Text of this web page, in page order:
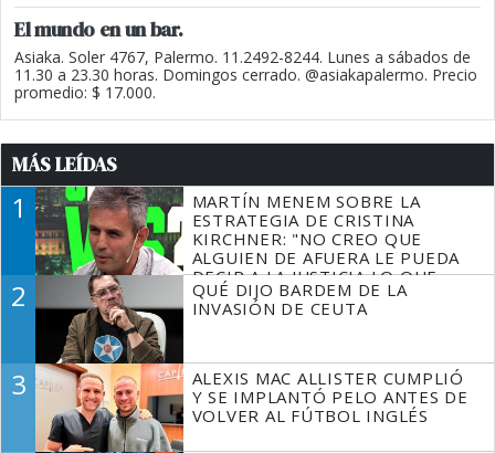
El mundo en un bar.
Asiaka. Soler 4767, Palermo. 11.2492-8244. Lunes a sábados de
11.30 a 23.30 horas. Domingos cerrado. @asiakapalermo. Precio
promedio: $ 17.000.
MÁS LEÍDAS
1
MARTÍN MENEM SOBRE LA
ESTRATEGIA DE CRISTINA
KIRCHNER: "NO CREO QUE
ALGUIEN DE AFUERA LE PUEDA
DECIR A LA JUSTICIA LO QUE
TIENE QUE HACER"
2
QUÉ DIJO BARDEM DE LA
INVASIÓN DE CEUTA
3
ALEXIS MAC ALLISTER CUMPLIÓ
Y SE IMPLANTÓ PELO ANTES DE
VOLVER AL FÚTBOL INGLÉS